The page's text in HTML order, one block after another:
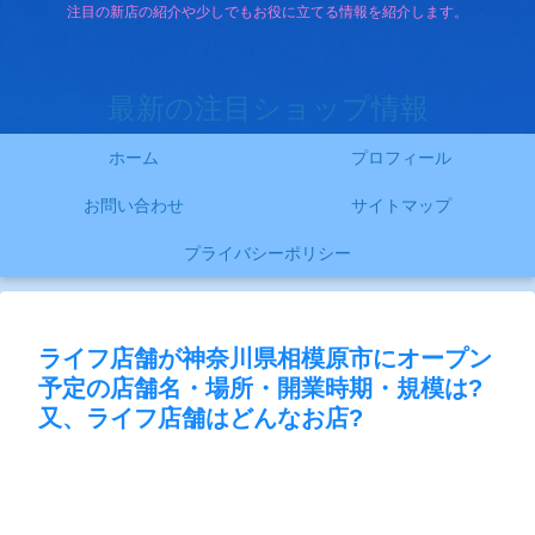
注目の新店の紹介や少しでもお役に立てる情報を紹介します。
最新の注目ショップ情報
ホーム プロフィール
お問い合わせ サイトマップ
プライバシーポリシー
ライフ店舗が神奈川県相模原市にオープン
予定の店舗名・場所・開業時期・規模は?
又、ライフ店舗はどんなお店?